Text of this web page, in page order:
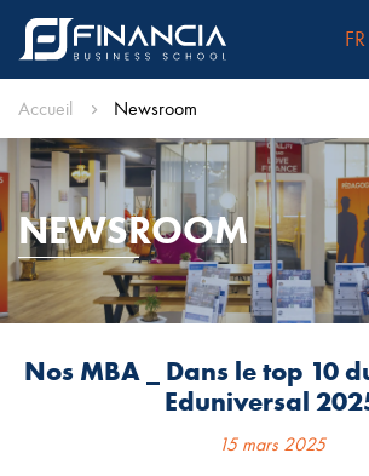
FR
Accueil Newsroom
NEWSROOM
Nos MBA _ Dans le top 10
Eduniversal
15 mars 2025